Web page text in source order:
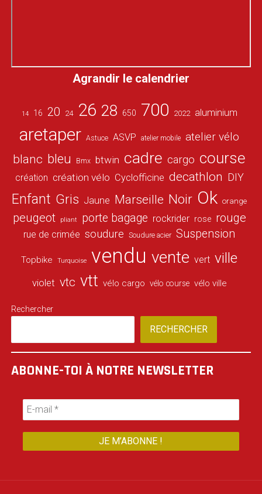
Agrandir le calendrier
14 16 20 24 26 28 650 700 2022 aluminium
aretaper Astuce ASVP atelier mobile atelier vélo
blanc bleu Bmx btwin cadre cargo course
création création vélo Cyclofficine decathlon DIY
Enfant Gris Jaune Marseille Noir Ok orange
peugeot pliant porte bagage rockrider rose rouge
rue de crimée soudure Soudure acier Suspension
Topbike Turquoise vendu vente vert ville
violet vtc vtt vélo cargo vélo course vélo ville
Rechercher
RECHERCHER
ABONNE-TOI À NOTRE NEWSLETTER